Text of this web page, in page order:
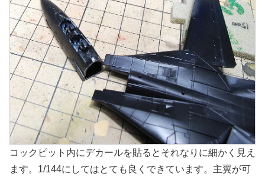
コックピット内にデカールを貼るとそれなりに細かく見え
ます。1/144にしてはとても良くできています。主翼が可